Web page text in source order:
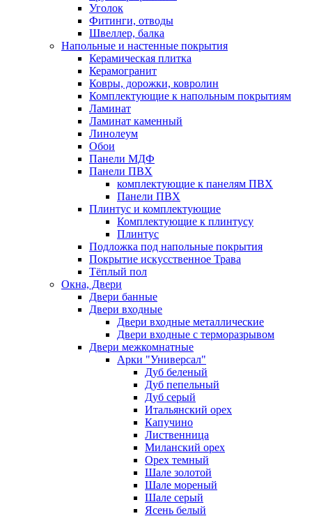
Уголок
Фитинги, отводы
Швеллер, балка
Напольные и настенные покрытия
Керамическая плитка
Керамогранит
Ковры, дорожки, ковролин
Комплектующие к напольным покрытиям
Ламинат
Ламинат каменный
Линолеум
Обои
Панели МДФ
Панели ПВХ
комплектующие к панелям ПВХ
Панели ПВХ
Плинтус и комплектующие
Комплектующие к плинтусу
Плинтус
Подложка под напольные покрытия
Покрытие искусственное Трава
Тёплый пол
Окна, Двери
Двери банные
Двери входные
Двери входные металлические
Двери входные с терморазрывом
Двери межкомнатные
Арки "Универсал"
Дуб беленый
Дуб пепельный
Дуб серый
Итальянский орех
Капучино
Лиственница
Миланский орех
Орех темный
Шале золотой
Шале мореный
Шале серый
Ясень белый